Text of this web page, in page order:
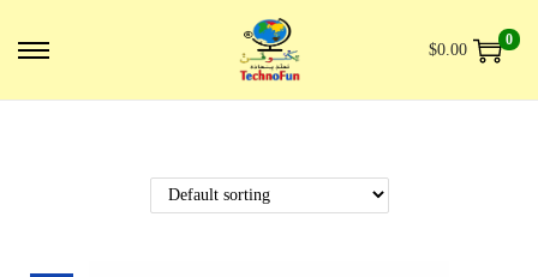
$0.00
0